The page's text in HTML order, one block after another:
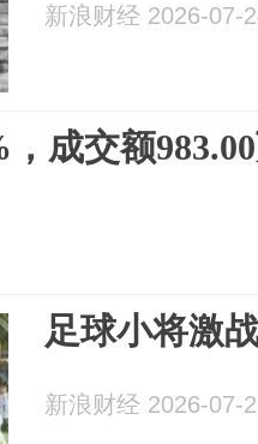
新浪财经 2026-07-
成交额
足球小将激
新浪财经 2026-07-